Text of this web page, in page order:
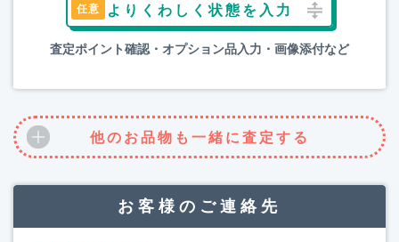
よりくわしく状態を入力
査定ポイント確認・オプション品入力・画像添付など
他のお品物も一緒に査定する
お客様のご連絡先